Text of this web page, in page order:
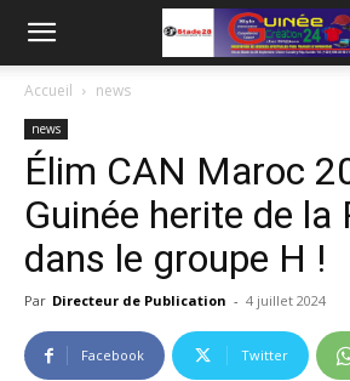
Accueil news
news
Élim CAN Maroc
Guinée herite de la
dans le groupe H !
Par Directeur de Publication - 4 juillet 2024
Facebook Twitter